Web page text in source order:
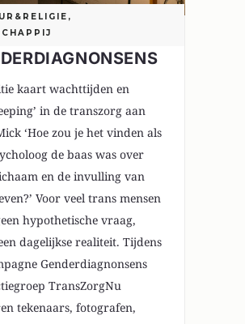
,
kaart wachttijden en
in de transzorg aan
‘Hoe zou je het vinden als
de baas was over
en de invulling van
Voor veel trans mensen
hypothetische vraag,
dagelijkse realiteit. Tijdens
Genderdiagnonsens
TransZorgNu
tekenaars, fotografen,